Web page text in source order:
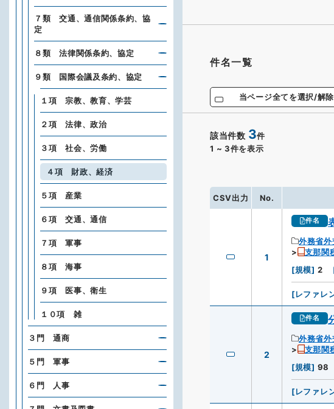
件名一覧
当ページ全てを選択/解除
該当件数 3件
1 ~ 3件を表示
CSV出力 No.
1
件名
外務省
支那関
[規模] 2
[レファレ
2
件名
外務省
支那関
[規模] 98
[レファレ
７類 交通、通信関係条約、協
定
８類 法律関係条約、協定
９類 国際会議及条約、協定
１項 宗教、教育、学芸
２項 法律、政治
３項 社会、労働
４項 財政、経済
５項 産業
６項 交通、通信
７項 軍事
８項 海事
９項 医事、衛生
１０項 雑
３門 通商
５門 軍事
６門 人事